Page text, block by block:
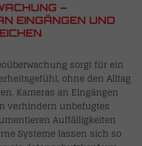
–
EINGÄNGEN UND
sorgt für ein
ohne den Alltag
Kameras an Eingängen
verhindern unbefugtes
Auffälligkeiten
Systeme lassen sich so